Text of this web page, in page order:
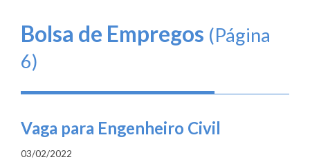
Bolsa de Empregos (Página
6)
Vaga para Engenheiro Civil
03/02/2022